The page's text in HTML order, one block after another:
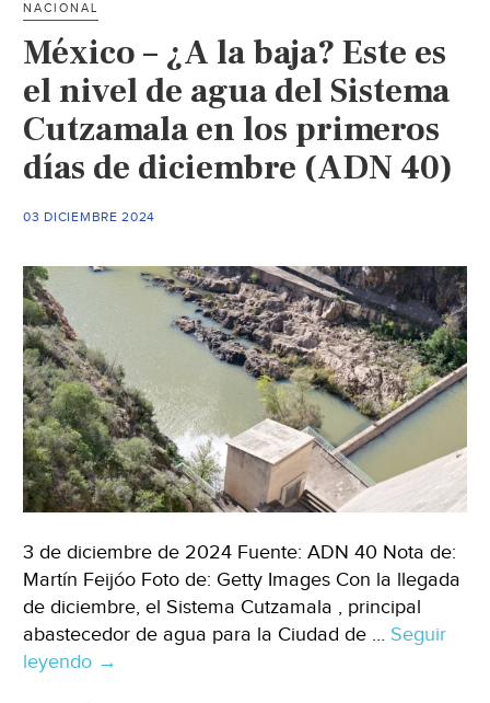
presas,
podrían
abastecer
hasta
por
8
meses:
CEA
NACIONAL
México – ¿A la baja? Este es
el nivel de agua del Sistema
Cutzamala en los primeros
días de diciembre (ADN 40)
03 DICIEMBRE 2024
3 de diciembre de 2024 Fuente: ADN 40 Nota de:
Martín Feijóo Foto de: Getty Images Con la llegada
de diciembre, el Sistema Cutzamala , principal
abastecedor de agua para la Ciudad de … Seguir
leyendo México
→